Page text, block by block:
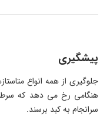
پیشگیری
جلوگیری از همه انواع
هنگامی رخ می دهد که
سرانجام به کبد برسند.